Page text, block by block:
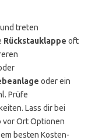
treten
Rückstauklappe oft
oder ein
Prüfe
Lass dir bei
vor Ort Optionen
besten Kosten-